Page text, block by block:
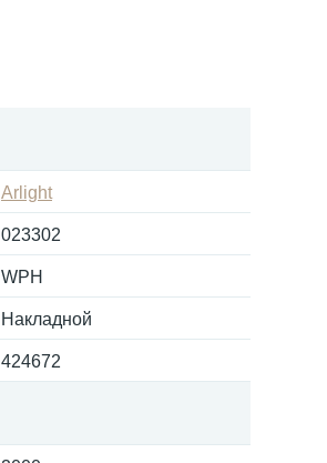
Arlight
023302
WPH
Накладной
424672